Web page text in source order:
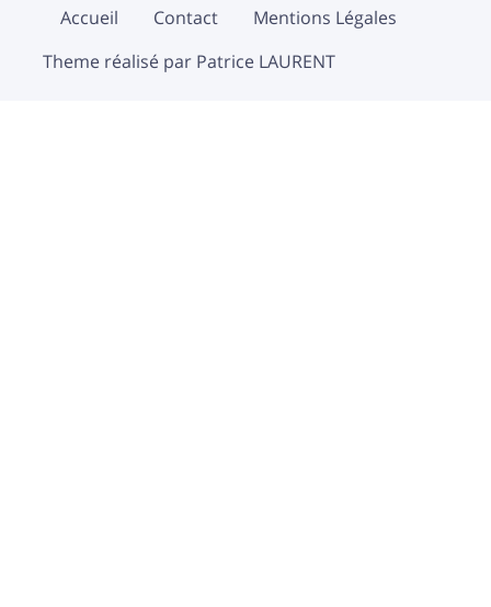
Accueil Contact
Mentions Légales
Theme réalisé par Patrice LAURENT